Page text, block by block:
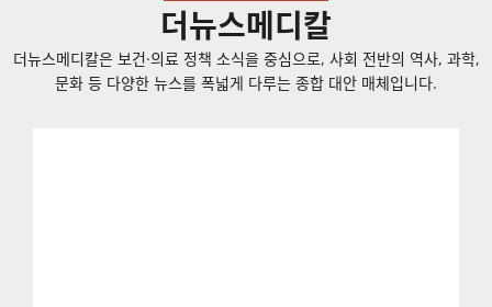
더뉴스메디칼
더뉴스메디칼은 보건·의료 정책 소식을 중심으로, 사회 전반의 역사, 과학,
문화 등 다양한 뉴스를 폭넓게 다루는 종합 대안 매체입니다.